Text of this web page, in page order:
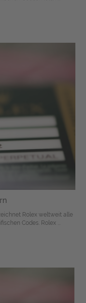
Rolex weltweit alle
Codes. Rolex ...